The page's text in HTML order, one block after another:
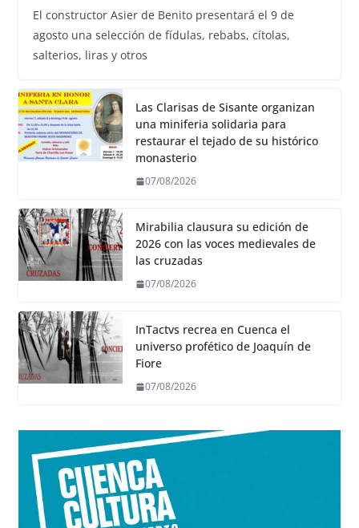
El constructor Asier de Benito presentará el 9 de
agosto una selección de fídulas, rebabs, cítolas,
salterios, liras y otros
Las Clarisas de Sisante organizan
una miniferia solidaria para
restaurar el tejado de su histórico
monasterio
07/08/2026
Mirabilia clausura su edición de
2026 con las voces medievales de
las cruzadas
07/08/2026
InTactvs recrea en Cuenca el
universo profético de Joaquín de
Fiore
07/08/2026